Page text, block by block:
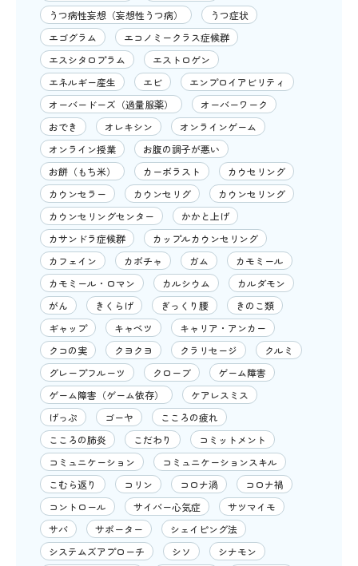
うつ病性妄想（妄想性うつ病）
うつ症状
エゴグラム
エコノミークラス症候群
エスシタロプラム
エストロゲン
エネルギー産生
エビ
エンプロイアビリティ
オーバードーズ（過量服薬）
オーバーワーク
おでき
オレキシン
オンラインゲーム
オンライン授業
お腹の調子が悪い
お餅（もち米）
カーボラスト
カウセリング
カウンセラー
カウンセリグ
カウンセリング
カウンセリングセンター
かかと上げ
カサンドラ症候群
カップルカウンセリング
カフェイン
カボチャ ガム
カモミール
カモミール・ロマン
カルシウム
カルダモン
がん
きくらげ ぎっくり腰
きのこ類
ギャップ
キャベツ
キャリア・アンカー
クコの実
クヨクヨ クラリセージ
クルミ
グレープフルーツ
クローブ
ゲーム障害
ゲーム障害（ゲーム依存）
ケアレスミス
げっぷ
ゴーヤ
こころの疲れ
こころの肺炎
こだわり
コミットメント
コミュニケーション
コミュニケーションスキル
こむら返り
コリン コロナ渦
コロナ禍
コントロール
サイバー心気症
サツマイモ
サバ
サポーター
シェイピング法
システムズアプローチ
シソ
シナモン